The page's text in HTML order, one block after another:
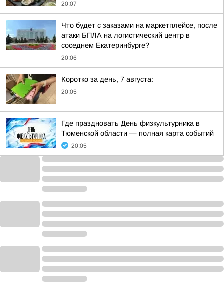
20:07
Что будет с заказами на маркетплейсе, после
атаки БПЛА на логистический центр в
соседнем Екатеринбурге?
20:06
Коротко за день, 7 августа:
20:05
Где праздновать День физкультурника в
Тюменской области — полная карта событий
20:05